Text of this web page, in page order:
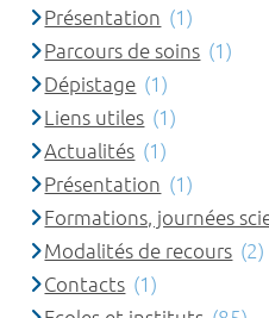
Présentation (1)
Parcours de soins (1)
Dépistage (1)
Liens utiles (1)
Actualités (1)
Présentation (1)
Formations, journées
Modalités de recours (2)
Contacts (1)